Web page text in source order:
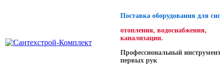
Поставка оборудования для
отопления, водоснабжения,
канализации.
Профессиональный
первых рук